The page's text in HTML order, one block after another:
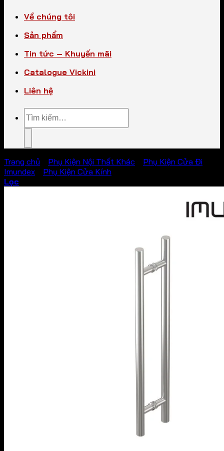
Về chúng tôi
Sản phẩm
Tin tức – Khuyến mãi
Catalogue Vickini
Liên hệ
Tìm
kiếm:
Trang chủ Phụ Kiện Nội Thất Khác
Phụ Kiện Cửa Đi
Imundex
Phụ Kiện Cửa Kính
Lọc